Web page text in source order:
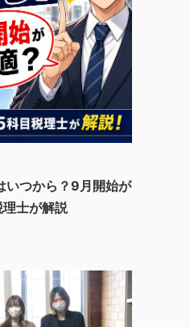
いつから？9月開始が
士が解説